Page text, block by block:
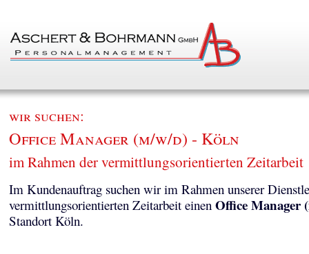
wir suchen:
Office Manager (m/w/d) - Köln
im Rahmen der vermittlungsorientierten Zeitarbeit
Im Kundenauftrag suchen wir im Rahmen unserer
vermittlungsorientierten Zeitarbeit einen Office Manager
Standort Köln.